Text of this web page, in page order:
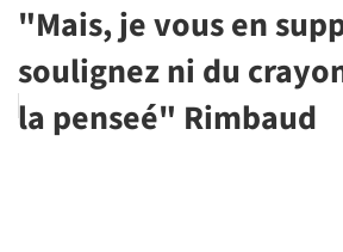
"Mais, je vous en
soulignez ni du
la penseé" Rimbaud